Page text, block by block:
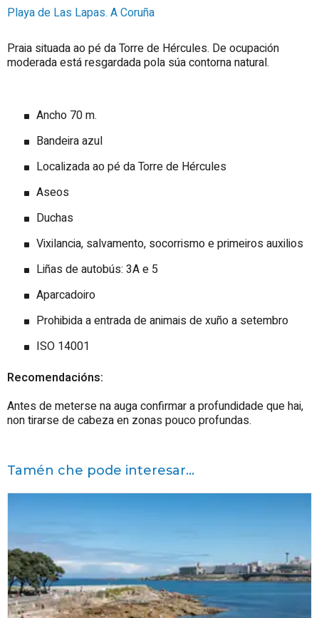
Playa de Las Lapas. A Coruña
Praia situada ao pé da Torre de Hércules. De ocupación
moderada está resgardada pola súa contorna natural.
Ancho 70 m.
Bandeira azul
Localizada ao pé da Torre de Hércules
Aseos
Duchas
Vixilancia, salvamento, socorrismo e primeiros auxilios
Liñas de autobús: 3A e 5
Aparcadoiro
Prohibida a entrada de animais de xuño a setembro
ISO 14001
Recomendacións:
Antes de meterse na auga confirmar a profundidade que hai,
non tirarse de cabeza en zonas pouco profundas.
Tamén che pode interesar...